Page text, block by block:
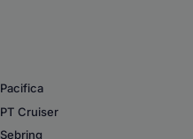
Pacifica
PT Cruiser
Sebring